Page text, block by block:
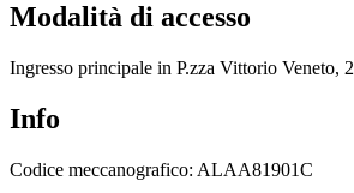
Modalità di accesso
Ingresso principale in P.zza Vittorio Veneto, 2
Info
Codice meccanografico: ALAA81901C